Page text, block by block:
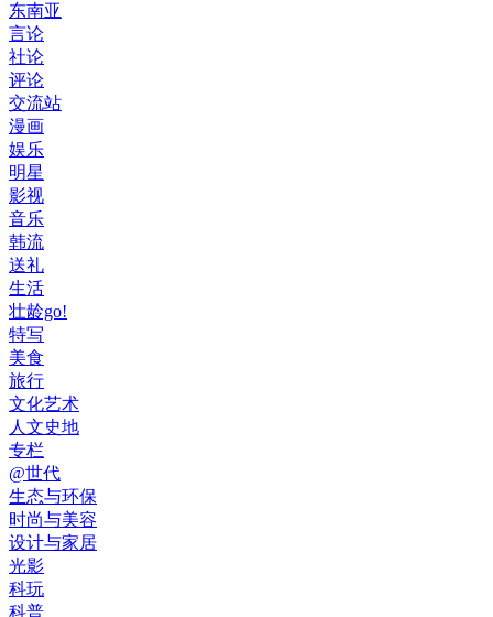
东南亚
言论
社论
评论
交流站
漫画
娱乐
明星
影视
音乐
韩流
送礼
生活
壮龄go!
特写
美食
旅行
文化艺术
人文史地
专栏
@世代
生态与环保
时尚与美容
设计与家居
光影
科玩
科普